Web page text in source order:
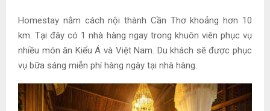
Homestay nằm cách nội thành Cần Thơ khoảng hơn 10
km. Tại đây có 1 nhà hàng ngay trong khuôn viên phục vụ
nhiều món ăn Kiểu Á và Việt Nam. Du khách sẽ được phục
vụ bữa sáng miễn phí hàng ngày tại nhà hàng.